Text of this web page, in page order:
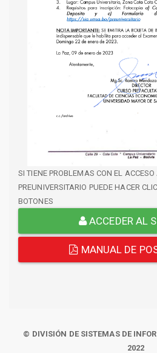
SI TIENE PROBLEMAS CON EL
PREUNIVERSITARIO PUEDE HACER
BOTONES
ACCEDER AL
MANUAL DE
© DIVISIÓN DE SISTEMAS DE
2022